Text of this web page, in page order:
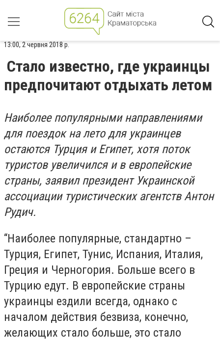
13:00, 2 червня 2018 р.
Стало известно, где украинцы
предпочитают отдыхать летом
Наиболее популярными направлениями
для поездок на лето для украинцев
остаются Турция и Египет, хотя поток
туристов увеличился и в европейские
страны, заявил президент Украинской
ассоциации туристических агентств Антон
Рудич.
“Наиболее популярные, стандартно –
Турция, Египет, Тунис, Испания, Италия,
Греция и Черногория. Больше всего в
Турцию едут. В европейские страны
украинцы ездили всегда, однако с
началом действия безвиза, конечно,
желающих стало больше, это стало